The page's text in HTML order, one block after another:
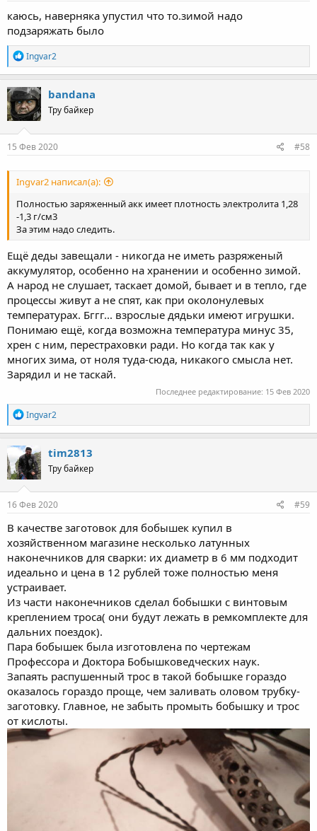
каюсь, наверняка упустил что то.зимой надо
подзаряжать было
R
e
a
c
t
i
o
n
s
Ingvar2
bandana
Тру байкер
15 Фев 2020 #58
Ingvar2 написал(а):
Полностью заряженный акк имеет плотность электролита 1,28
-1,3 г/см3
За этим надо следить.
Ещё деды завещали - никогда не иметь разряженый
аккумулятор, особенно на хранении и особенно зимой.
А народ не слушает, таскает домой, бывает и в тепло, где
процессы живут а не спят, как при околонулевых
температурах. Бггг... взрослые дядьки имеют игрушки.
Понимаю ещё, когда возможна температура минус 35,
хрен с ним, перестраховки ради. Но когда так как у
многих зима, от ноля туда-сюда, никакого смысла нет.
Зарядил и не таскай.
Последнее редактирование: 15 Фев 2020
R
e
a
c
t
i
o
n
s
Ingvar2
tim2813
Тру байкер
16 Фев 2020 #59
В качестве заготовок для бобышек купил в
хозяйственном магазине несколько латунных
наконечников для сварки: их диаметр в 6 мм подходит
идеально и цена в 12 рублей тоже полностью меня
устраивает.
Из части наконечников сделал бобышки с винтовым
креплением троса( они будут лежать в ремкомплекте для
дальних поездок).
Пара бобышек была изготовлена по чертежам
Профессора и Доктора Бобышковедческих наук.
Запаять распушенный трос в такой бобышке гораздо
оказалось гораздо проще, чем заливать оловом трубку-
заготовку. Главное, не забыть промыть бобышку и трос
от кислоты.